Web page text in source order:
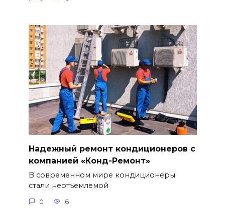
Надежный ремонт кондиционеров с
компанией «Конд-Ремонт»
В современном мире кондиционеры
стали неотъемлемой
0 6